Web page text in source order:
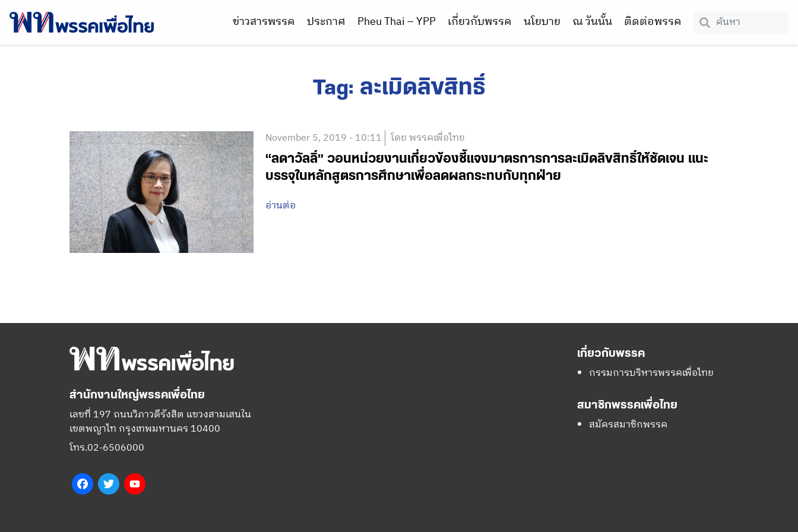
ข่าวสารพรรค ประกาศ Pheu Thai – YPP เกี่ยวกับพรรค นโยบาย ณ วันนั้น ติดต่อพรรค
Tag: ละเมิดลิขสิทธิ์
November 5, 2019 - 10:11 โดย พรรคเพื่อไทย
“ลดาวัลลิ์” วอนหน่วยงานเกี่ยวข้องชี้แจงมาตรการการละเมิดลิขสิทธิ์ให้ชัดเจน แนะ
บรรจุในหลักสูตรการศึกษาเพื่อลดผลกระทบกับทุกฝ่าย
อ่านต่อ
สำนักงานใหญ่พรรคเพื่อไทย
เลขที่ 197 ถนนวิภาวดีรังสิต แขวงสามเสนใน
เขตพญาไท กรุงเทพมหานคร 10400
โทร.02-6506000
FacebookTwitter
เกี่ยวกับพรรค
กรรมการบริหารพรรคเพื่อไทย
สมาชิกพรรคเพื่อไทย
สมัครสมาชิกพรรค